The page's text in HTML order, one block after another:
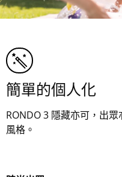
簡單的個人化
RONDO 3 隱藏亦可，出
風格。